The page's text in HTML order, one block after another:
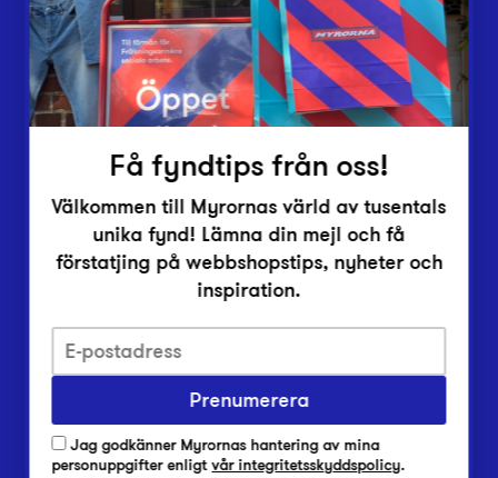
Inlämningsplatser
Om Myrorna
Lediga jobb
Pressrum
Integritetsskyddspolicy
Har du frågor om onlineköp, leverans eller retur?
Har du frågor om vår verksamhet?
Vanliga frågor om Myrorna
Få fyndtips från oss!
Välkommen till Myrornas värld av tusentals
unika fynd! Lämna din mejl och få
förstatjing på webbshopstips, nyheter och
inspiration.
Prenumerera
Jag godkänner Myrornas hantering av mina
personuppgifter enligtvår integritetsskyddspolicy.